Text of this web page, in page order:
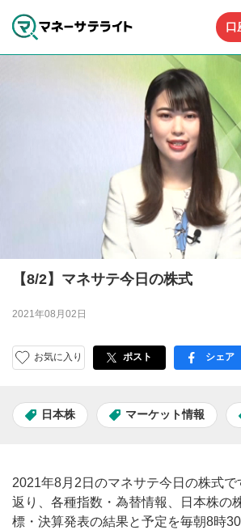
口
【8/2】マネサテ今日の株式
2021年08月02日
お気に入り ポスト シェア
日本株 マーケット情報
2021年8月2日のマネサテ今日の株式で
返り、各種指数・為替情報、日本株の
標・決算発表の結果と予定を毎朝8時